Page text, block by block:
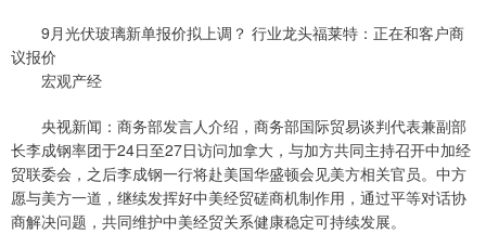
9月光伏玻璃新单报价拟上调？ 行业龙头福莱特：正在和客户商
议报价
宏观产经
央视新闻：商务部发言人介绍，商务部国际贸易谈判代表兼副部
长李成钢率团于24日至27日访问加拿大，与加方共同主持召开中加经
贸联委会，之后李成钢一行将赴美国华盛顿会见美方相关官员。中方
愿与美方一道，继续发挥好中美经贸磋商机制作用，通过平等对话协
商解决问题，共同维护中美经贸关系健康稳定可持续发展。